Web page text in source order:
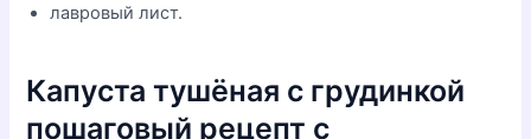
лавровый лист.
Капуста тушёная с грудинкой
пошаговый рецепт с